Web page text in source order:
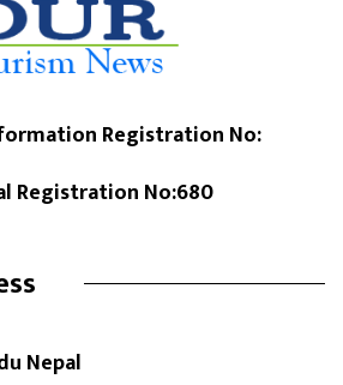
Registration No:
Registration No:680
Nepal